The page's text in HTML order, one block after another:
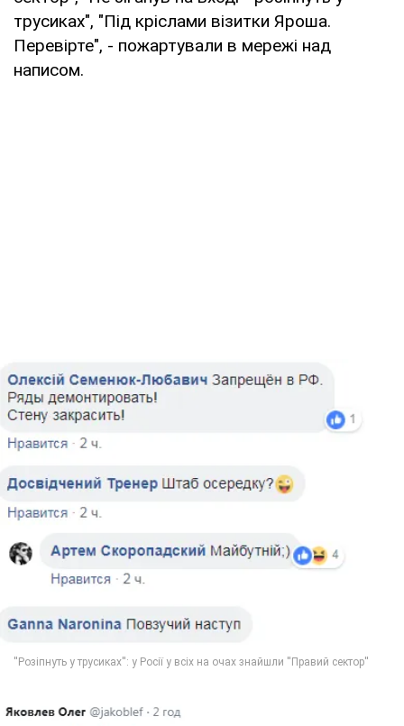
трусиках", "Під кріслами візитки Яроша.
Перевірте", - пожартували в мережі над
написом.